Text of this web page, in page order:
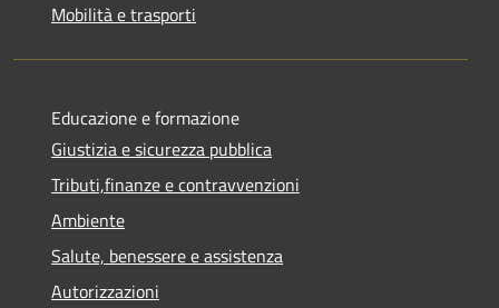
Mobilità e trasporti
Educazione e formazione
Giustizia e sicurezza pubblica
Tributi,finanze e contravvenzioni
Ambiente
Salute, benessere e assistenza
Autorizzazioni